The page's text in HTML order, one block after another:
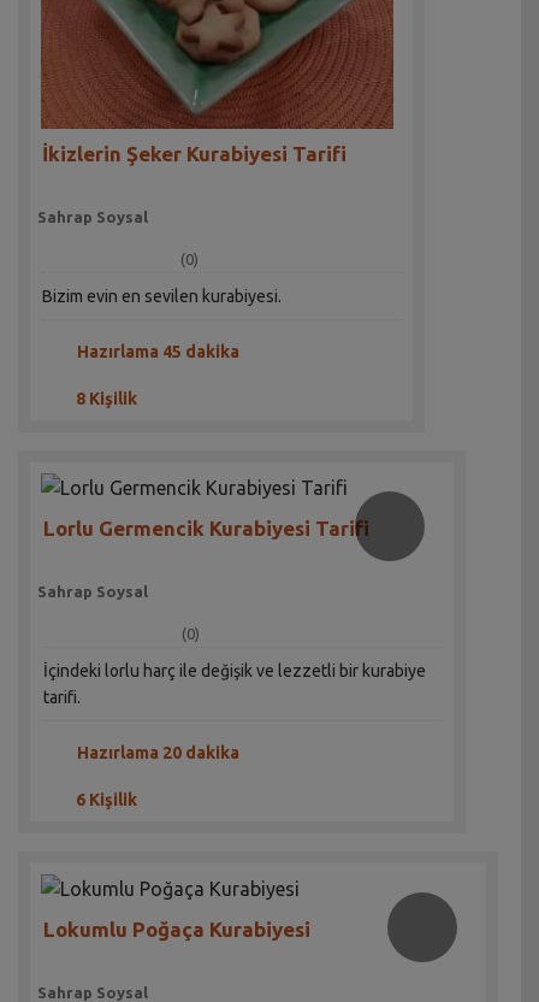
İkizlerin Şeker Kurabiyesi Tarifi
Sahrap Soysal
(0)
Bizim evin en sevilen kurabiyesi.
Hazırlama 45 dakika
8 Kişilik
Lorlu Germencik Kurabiyesi Tarifi
Sahrap Soysal
(0)
İçindeki lorlu harç ile değişik ve lezzetli bir kurabiye
tarifi.
Hazırlama 20 dakika
6 Kişilik
Lokumlu Poğaça Kurabiyesi
Sahrap Soysal